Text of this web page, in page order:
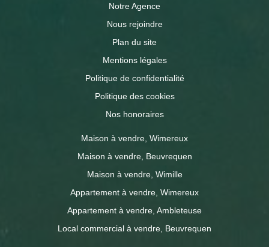
Notre Agence
Nous rejoindre
Plan du site
Mentions légales
Politique de confidentialité
Politique des cookies
Nos honoraires
Maison à vendre, Wimereux
Maison à vendre, Beuvrequen
Maison à vendre, Wimille
Appartement à vendre, Wimereux
Appartement à vendre, Ambleteuse
Local commercial à vendre, Beuvrequen